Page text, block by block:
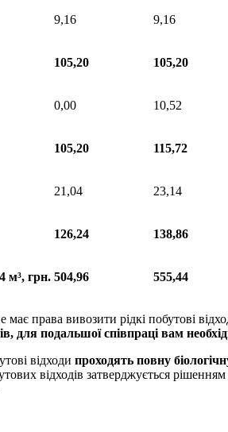
9,16 9,16
105,20 105,20
0,00 10,52
105,20 115,72
21,04 23,14
126,24 138,86
4 м³, грн. 504,96 555,44
має права вивозити рідкі побутові
для подальшої співпраці вам
відходи проходять повну
відходів затверджується